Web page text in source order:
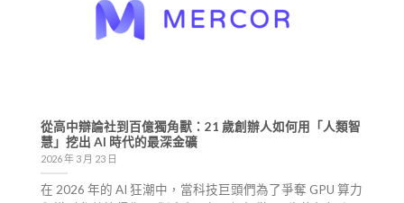
從高中辯論社到百億獨角獸：21 歲創辦人如何用「人類智
慧」挖出 AI 時代的最深金礦
2026 年 3 月 23 日
在 2026 年的 AI 狂潮中，當科技巨頭們為了爭奪 GPU 算力